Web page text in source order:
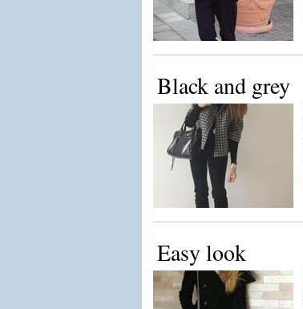
Black and grey
Easy look